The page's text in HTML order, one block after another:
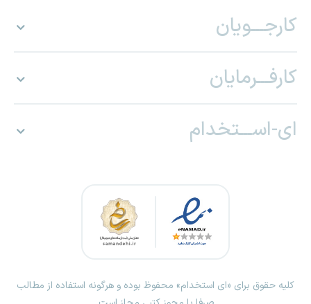
کارجـــویان
کارفـــرمایان
ای-اســـتخدام
کلیه حقوق برای «ای استخدام» محفوظ بوده و هرگونه استفاده از مطالب